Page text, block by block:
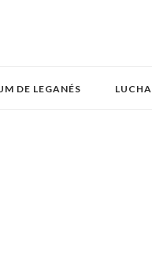
DE LEGANÉS LUCHA